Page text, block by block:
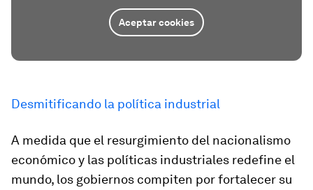
Aceptar cookies
Desmitificando la política industrial
A medida que el resurgimiento del nacionalismo
económico y las políticas industriales redefine el
mundo, los gobiernos compiten por fortalecer su